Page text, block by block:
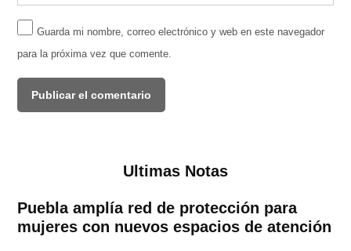
Guarda mi nombre, correo electrónico y web en este navegador
para la próxima vez que comente.
Ultimas Notas
Puebla amplía red de protección para
mujeres con nuevos espacios de atención